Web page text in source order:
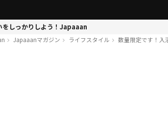
をしっかりしよう！Japaaan
Japaaanマガジン ライフスタイル 数量限定です！入